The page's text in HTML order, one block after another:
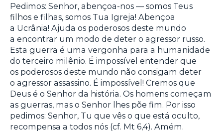
Pedimos: Senhor, abençoa-nos — somos Teus
filhos e filhas, somos Tua Igreja! Abençoa
a Ucrânia! Ajuda os poderosos deste mundo
a encontrar um modo de deter o agressor russo.
Esta guerra é uma vergonha para a humanidade
do terceiro milênio. É impossível entender que
os poderosos deste mundo não consigam deter
o agressor assassino. É impossível! Cremos que
Deus é o Senhor da história. Os homens começam
as guerras, mas o Senhor lhes põe fim. Por isso
pedimos: Senhor, Tu que vês o que está oculto,
recompensa a todos nós (cf. Mt 6,4). Amém.